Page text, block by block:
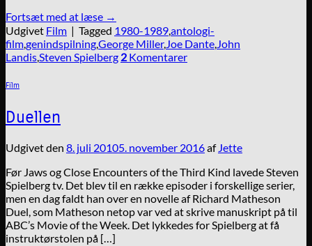
Fortsæt med at læse →
Udgivet Film | Tagged 1980-1989,antologi-
film,genindspilning,George Miller,Joe Dante,John
Landis,Steven Spielberg 2 Komentarer
Film
Duellen
Udgivet den 8. juli 20105. november 2016af Jette
Før Jaws og Close Encounters of the Third Kind lavede Steven
Spielberg tv. Det blev til en række episoder i forskellige serier,
men en dag faldt han over en novelle af Richard Matheson
Duel, som Matheson netop var ved at skrive manuskript på til
ABC’s Movie of the Week. Det lykkedes for Spielberg at få
instruktørstolen på […]